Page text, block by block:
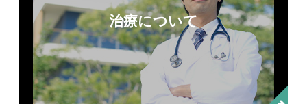
治療について